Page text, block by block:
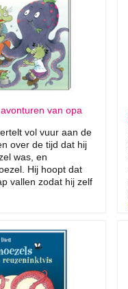
van opa
vol vuur aan de
over de tijd dat hij
was, en
Hij hoopt dat
vallen zodat hij zelf